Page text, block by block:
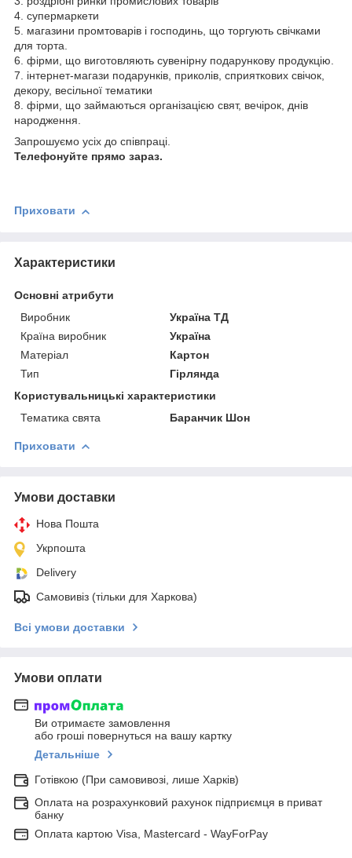
4. супермаркети
5. магазини промтоварів і господинь, що торгують свічками
для торта.
6. фірми, що виготовляють сувенірну подарункову продукцію.
7. інтернет-магази подарунків, приколів, сприяткових свічок,
декору, весільної тематики
8. фірми, що займаються організацією свят, вечірок, днів
народження.
Запрошуємо усіх до співпраці.
Телефонуйте прямо зараз.
Приховати
Характеристики
Основні атрибути
Виробник
Україна ТД
Країна виробник
Україна
Матеріал
Картон
Тип
Гірлянда
Користувальницькі характеристики
Тематика свята
Баранчик Шон
Приховати
Умови доставки
Нова Пошта
Укрпошта
Delivery
Самовивіз (тільки для Харкова)
Всі умови доставки
Умови оплати
Ви отримаєте замовлення
або гроші повернуться на вашу картку
Детальніше
Готівкою (При самовивозі, лише Харків)
Оплата на розрахунковий рахунок підприємця в приват
банку
Оплата картою Visa, Mastercard - WayForPay